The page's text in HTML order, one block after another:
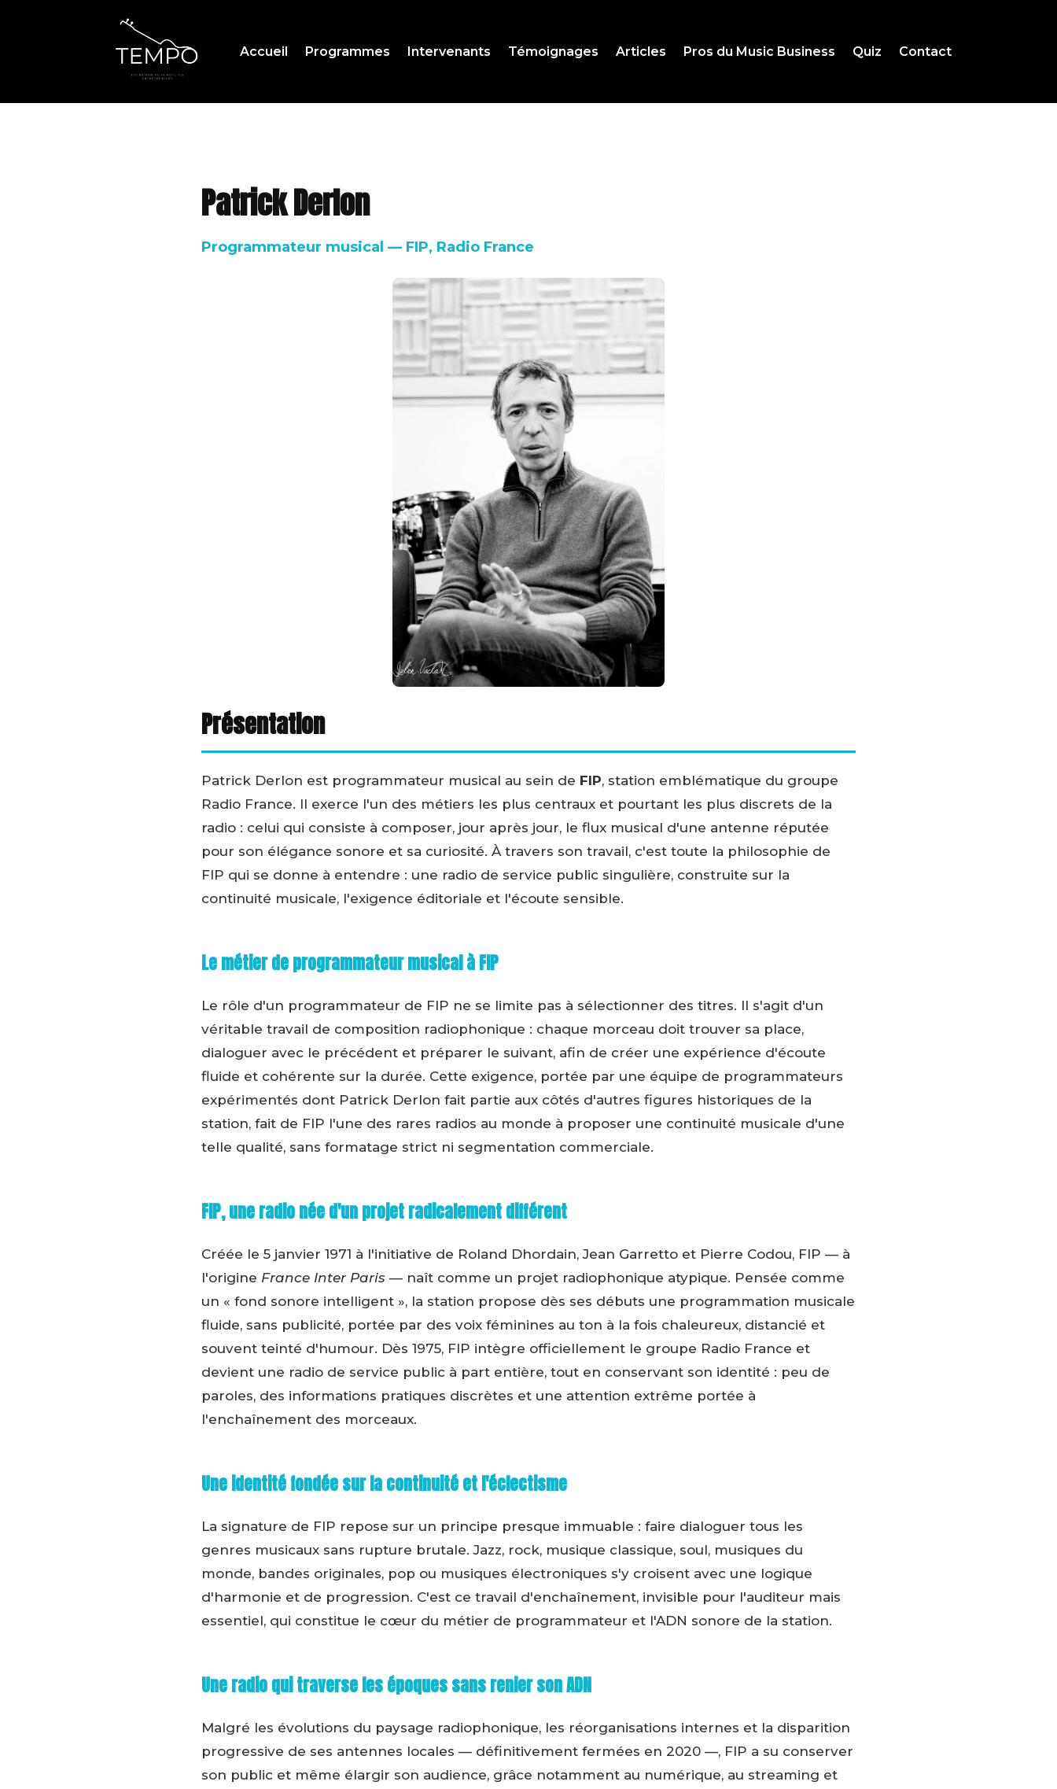
Accueil Programmes Intervenants Témoignages Articles Pros du Music Business Quiz Contact
Patrick Derlon
Programmateur musical — FIP, Radio France
Présentation
Patrick Derlon est programmateur musical au sein de FIP, station emblématique du groupe
Radio France. Il exerce l'un des métiers les plus centraux et pourtant les plus discrets de la
radio : celui qui consiste à composer, jour après jour, le flux musical d'une antenne réputée
pour son élégance sonore et sa curiosité. À travers son travail, c'est toute la philosophie de
FIP qui se donne à entendre : une radio de service public singulière, construite sur la
continuité musicale, l'exigence éditoriale et l'écoute sensible.
Le métier de programmateur musical à FIP
Le rôle d'un programmateur de FIP ne se limite pas à sélectionner des titres. Il s'agit d'un
véritable travail de composition radiophonique : chaque morceau doit trouver sa place,
dialoguer avec le précédent et préparer le suivant, afin de créer une expérience d'écoute
fluide et cohérente sur la durée. Cette exigence, portée par une équipe de programmateurs
expérimentés dont Patrick Derlon fait partie aux côtés d'autres figures historiques de la
station, fait de FIP l'une des rares radios au monde à proposer une continuité musicale d'une
telle qualité, sans formatage strict ni segmentation commerciale.
FIP, une radio née d'un projet radicalement différent
Créée le 5 janvier 1971 à l'initiative de Roland Dhordain, Jean Garretto et Pierre Codou, FIP — à
l'origine France Inter Paris — naît comme un projet radiophonique atypique. Pensée comme
un « fond sonore intelligent », la station propose dès ses débuts une programmation musicale
fluide, sans publicité, portée par des voix féminines au ton à la fois chaleureux, distancié et
souvent teinté d'humour. Dès 1975, FIP intègre officiellement le groupe Radio France et
devient une radio de service public à part entière, tout en conservant son identité : peu de
paroles, des informations pratiques discrètes et une attention extrême portée à
l'enchaînement des morceaux.
Une identité fondée sur la continuité et l'éclectisme
La signature de FIP repose sur un principe presque immuable : faire dialoguer tous les
genres musicaux sans rupture brutale. Jazz, rock, musique classique, soul, musiques du
monde, bandes originales, pop ou musiques électroniques s'y croisent avec une logique
d'harmonie et de progression. C'est ce travail d'enchaînement, invisible pour l'auditeur mais
essentiel, qui constitue le cœur du métier de programmateur et l'ADN sonore de la station.
Une radio qui traverse les époques sans renier son ADN
Malgré les évolutions du paysage radiophonique, les réorganisations internes et la disparition
progressive de ses antennes locales — définitivement fermées en 2020 —, FIP a su conserver
son public et même élargir son audience, grâce notamment au numérique, au streaming et